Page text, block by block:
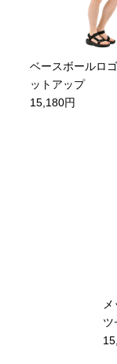
ベースボールロ
ットアップ
15,180円
ツ